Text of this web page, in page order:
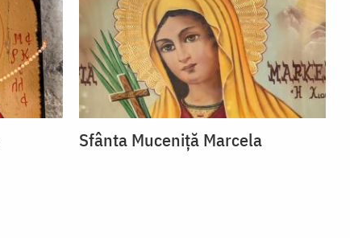
Sfânta Muceniță Marcela